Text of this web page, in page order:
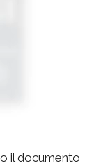
il documento